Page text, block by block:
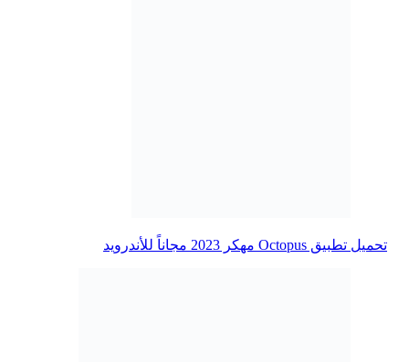
تحميل تطبيق Octopus مهكر 2023 مجاناً للأندرويد